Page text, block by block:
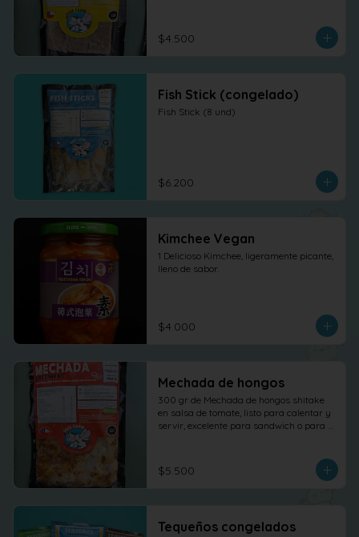
$4.500
Fish Stick (congelado)
Fish Stick (8 und)
$6.200
Kimchee Vegan
1 Delicioso Kimchee, ligeramente picante,
lleno de sabor.
$4.000
Mechada de hongos
300 gr de Mechada de hongos shitake
en salsa de tomate, listo para calentar y
servir, excelente para sandwich o para
$5.500
Tequeños congelados